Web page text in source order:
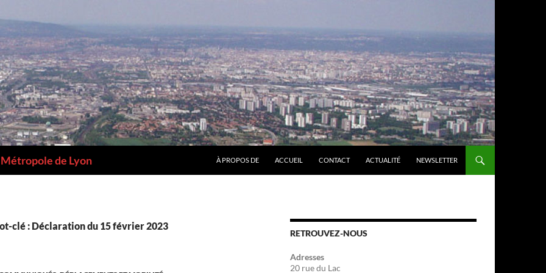
de Lyon À PROPOS DE ACCUEIL CONTACT ACTUALITÉ NEWSLETTER
clé : Déclaration du 15 février 2023
RETROUVEZ-NOUS
Adresses
20 rue du Lac